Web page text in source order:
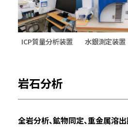
ICP質量分析装置 水銀測定装置
岩石分析
全岩分析、鉱物同定、重金属溶